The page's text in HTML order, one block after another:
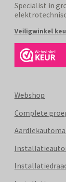
Specialist in
Veiligwinkel
Webshop
Complete